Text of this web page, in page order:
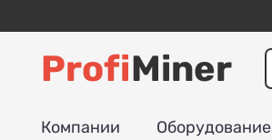
ProfiMiner
Компании Оборудование